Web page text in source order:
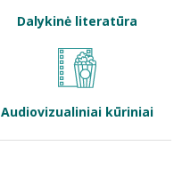
Dalykinė literatūra
Audiovizualiniai kūriniai